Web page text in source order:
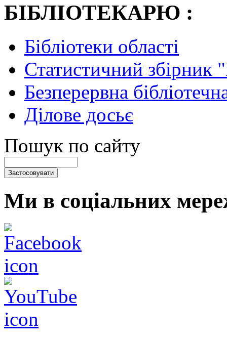
БІБЛІОТЕКАРЮ :
Бібліотеки області
Статистичний
Безперервна
Ділове досьє
Пошук по сайту
Ми в соціальних